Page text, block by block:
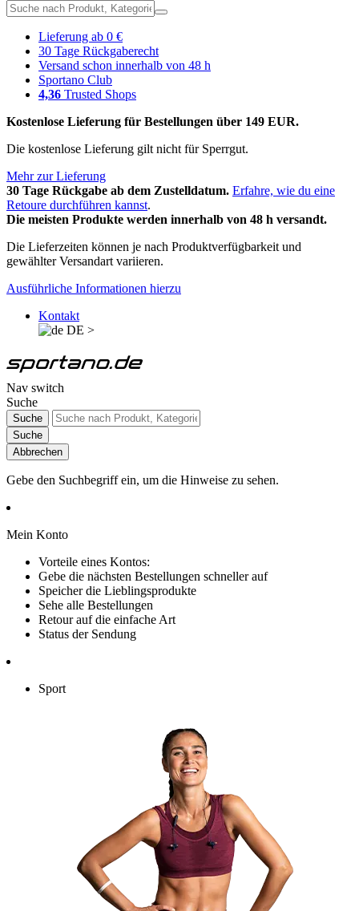
Lieferung ab 0 €
30 Tage Rückgaberecht
Versand schon innerhalb von 48 h
Sportano Club
4,36 Trusted Shops
Kostenlose Lieferung für Bestellungen über 149 EUR.
Die kostenlose Lieferung gilt nicht für Sperrgut.
Mehr zur Lieferung
30 Tage Rückgabe ab dem Zustelldatum. Erfahre, wie du eine
Retoure durchführen kannst.
Die meisten Produkte werden innerhalb von 48 h versandt.
Die Lieferzeiten können je nach Produktverfügbarkeit und
gewählter Versandart variieren.
Ausführliche Informationen hierzu
Kontakt
DE >
Nav switch
Suche
Suche
Suche
Abbrechen
Gebe den Suchbegriff ein, um die Hinweise zu sehen.
Mein Konto
Vorteile eines Kontos:
Gebe die nächsten Bestellungen schneller auf
Speicher die Lieblingsprodukte
Sehe alle Bestellungen
Retour auf die einfache Art
Status der Sendung
Sport